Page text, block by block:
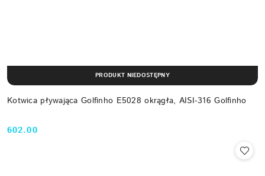
Kotwica pływająca Golfinho E5028 okrągła, AISI-316 Golfinho
Cena:
602.00
PRODUKT NIEDOSTĘPNY